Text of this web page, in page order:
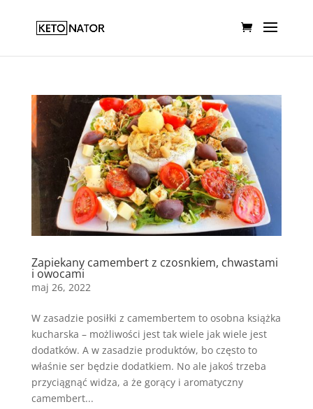
Zapiekany camembert z czosnkiem, chwastami
i owocami
maj 26, 2022
W zasadzie posiłki z camembertem to osobna książka
kucharska – możliwości jest tak wiele jak wiele jest
dodatków. A w zasadzie produktów, bo często to
właśnie ser będzie dodatkiem. No ale jakoś trzeba
przyciągnąć widza, a że gorący i aromatyczny
camembert...